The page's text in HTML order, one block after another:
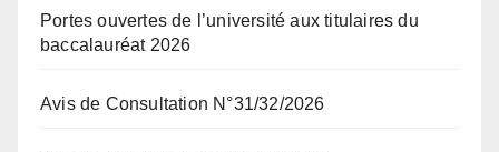
Portes ouvertes de l’université aux titulaires du
baccalauréat 2026
Avis de Consultation N°31/32/2026